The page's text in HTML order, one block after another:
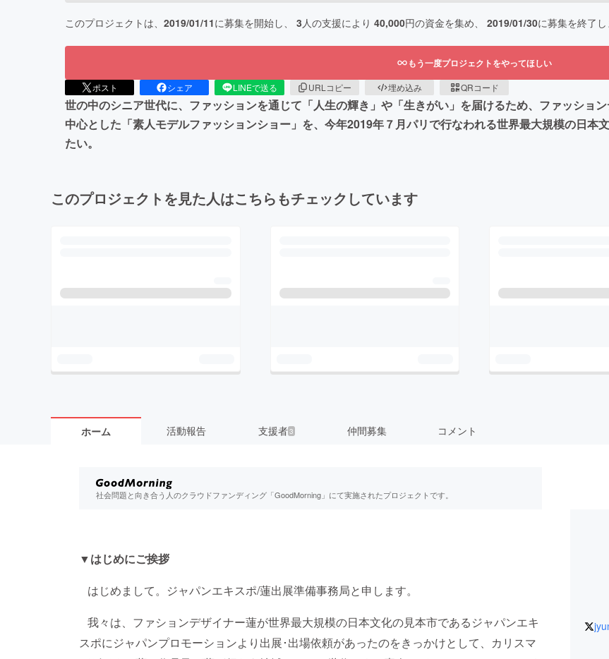
このプロジェクトは、 2019/01/11に募集を開始し、 3 人の支援により 40,000円の資金を集め、 2019/01/30に募集を終了し
もう一度プロジェクトをやってほしい
ポスト シェア LINEで送る URLコピー 埋め込み QRコード
世の中のシニア世代に、ファッションを通じて「人生の輝き」や「生きがい」を届けるため、ファッショ
中心とした「素人モデルファッションショー」を、今年2019年７月パリで行なわれる世界最大規模の日本
たい。
このプロジェクトを見た人はこちらもチェックしています
ホーム 活動報告 支援者3 仲間募集 コメント
社会問題と向き合う人のクラウドファンディング「GoodMorning」にて実施されたプロジェクトです。
▼はじめにご挨拶
はじめまして。ジャパンエキスポ/蓮出展準備事務局と申します。
我々は、ファションデザイナー蓮が世界最大規模の日本文化の見本市であるジャパンエキ
スポにジャパンプロモーションより出展･出場依頼があったのをきっかけとして、カリスマ